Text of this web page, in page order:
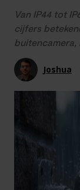
Van IP44 tot
cijfers
buitencamera,
Joshua